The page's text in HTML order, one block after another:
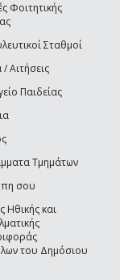
Φοιτητικής
Σταθμοί
Αιτήσεις
Παιδείας
Τμημάτων
σου
Ηθικής και
του Δημόσιου